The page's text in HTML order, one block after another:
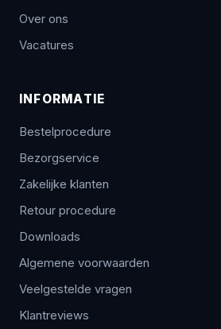
Over ons
Vacatures
INFORMATIE
Bestelprocedure
Bezorgservice
Zakelijke klanten
Retour procedure
Downloads
Algemene voorwaarden
Veelgestelde vragen
Klantreviews